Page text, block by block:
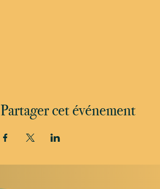
Partager cet événement